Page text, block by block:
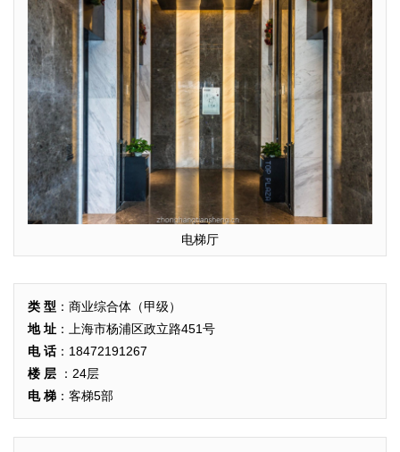
电梯厅
类 型 ：商业综合体（甲级）
地 址 ：上海市杨浦区政立路451号
电 话：18472191267
楼 层 ：24层
电 梯 ：客梯5部